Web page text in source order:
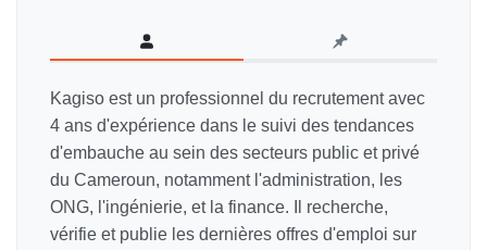
Kagiso est un professionnel du recrutement avec
4 ans d'expérience dans le suivi des tendances
d'embauche au sein des secteurs public et privé
du Cameroun, notamment l'administration, les
ONG, l'ingénierie, et la finance. Il recherche,
vérifie et publie les dernières offres d'emploi sur